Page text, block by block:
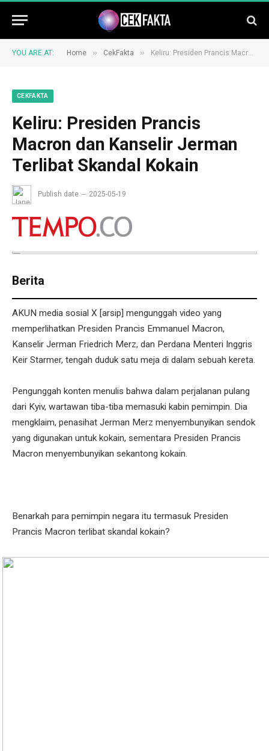
YOU ARE AT: Home » CekFakta » Keliru: Presiden Prancis Macron dan Kanselir Jerman Terlibat Skandal Kokain
CEKFAKTA
Keliru: Presiden Prancis
Macron dan Kanselir Jerman
Terlibat Skandal Kokain
Publish date 2025-05-19
Berita
AKUN media sosial X [arsip] mengunggah video yang
memperlihatkan Presiden Prancis Emmanuel Macron,
Kanselir Jerman Friedrich Merz, dan Perdana Menteri Inggris
Keir Starmer, tengah duduk satu meja di dalam sebuah kereta.
Pengunggah konten menulis bahwa dalam perjalanan pulang
dari Kyiv, wartawan tiba-tiba memasuki kabin pemimpin. Dia
mengklaim, penasihat Jerman Merz menyembunyikan sendok
yang digunakan untuk kokain, sementara Presiden Prancis
Macron menyembunyikan sekantong kokain.
Benarkah para pemimpin negara itu termasuk Presiden
Prancis Macron terlibat skandal kokain?